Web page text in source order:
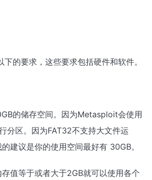
的要求，这些要求包括硬件和软件。
的储存空间。因为Metasploit会使用
分区。因为FAT32不支持大文件运
建议是你的使用空间最好有 30GB。
值等于或者大于2GB就可以使用各个